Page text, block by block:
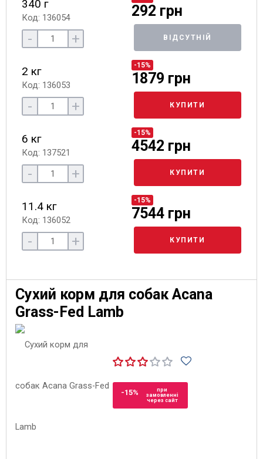
340 г
Код: 136054 292 грн
- + ВІДСУТНІЙ
2 кг
Код: 136053
-15%
1879 грн
- + КУПИТИ
6 кг
Код: 137521
-15%
4542 грн
- + КУПИТИ
11.4 кг
Код: 136052
-15%
7544 грн
- + КУПИТИ
Сухий корм для собак Acana
Grass-Fed Lamb
-15%
при
замовленні
через сайт